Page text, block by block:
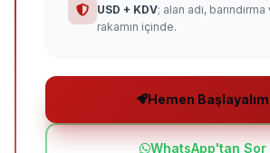
USD + KDV; alan adı,
rakamın içinde.
Hemen Başlayalım
WhatsApp'tan Sor